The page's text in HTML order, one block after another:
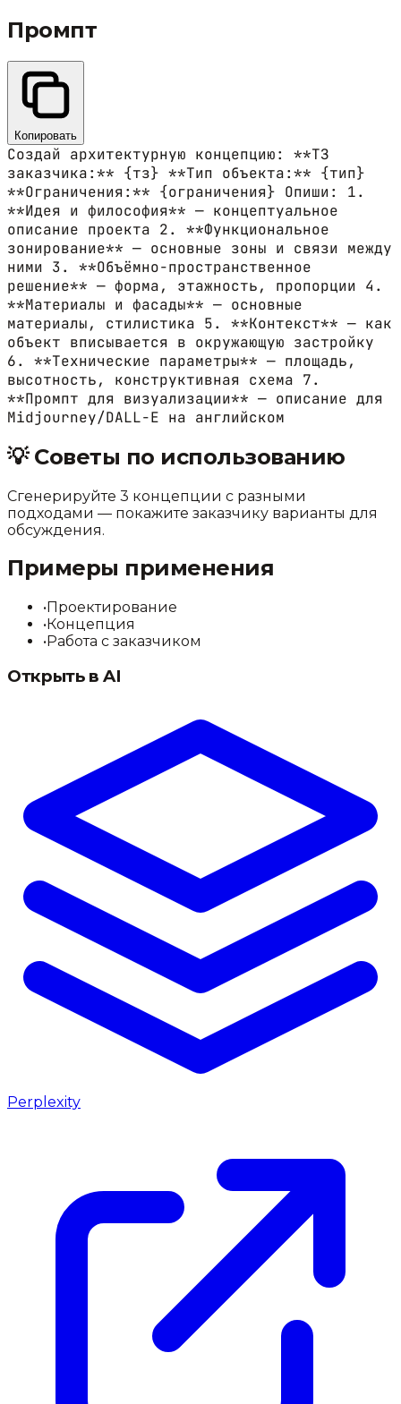
Промпт
Копировать
Создай архитектурную концепцию: **ТЗ
заказчика:** {тз} **Тип объекта:** {тип}
**Ограничения:** {ограничения} Опиши: 1.
**Идея и философия** — концептуальное
описание проекта 2. **Функциональное
зонирование** — основные зоны и связи между
ними 3. **Объёмно-пространственное
решение** — форма, этажность, пропорции 4.
**Материалы и фасады** — основные
материалы, стилистика 5. **Контекст** — как
объект вписывается в окружающую застройку
6. **Технические параметры** — площадь,
высотность, конструктивная схема 7.
**Промпт для визуализации** — описание для
Midjourney/DALL-E на английском
💡Советы по использованию
Сгенерируйте 3 концепции с разными
подходами — покажите заказчику варианты для
обсуждения.
Примеры применения
• Проектирование
• Концепция
• Работа с заказчиком
Открыть в AI
Perplexity